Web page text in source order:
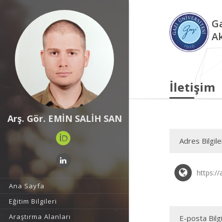
Arş. Gör. EMİN SALİH SAN
Ana Sayfa
Eğitim Bilgileri
Araştırma Alanları
İletişim
Adres
https://
E-posta